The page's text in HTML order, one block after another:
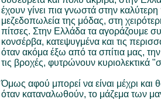
έχουν γίνει πια γνωστά στην
μεζεδοπωλεία της μόδας, στη
πίτσες. Στην Ελλάδα τα αγοράζουμε
κονσέρβα, κατεψυγμένα και τις
όταν ακόμα έξω από τα σπίτια μας,
τις βροχές, φυτρώνουν κυριολεκτικά
Όμως αφού μπορεί να είναι μέχρι
όταν καταναλωθούν, το μάζεμα των